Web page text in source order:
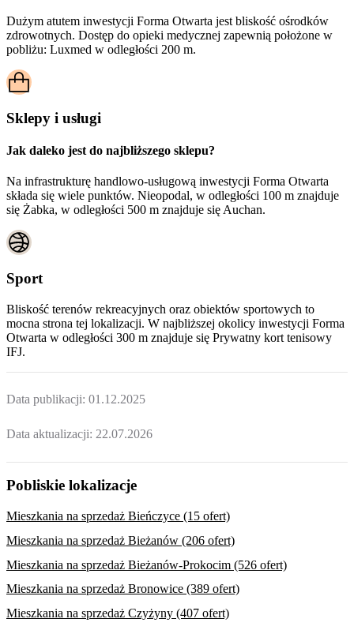
Dużym atutem inwestycji Forma Otwarta jest bliskość ośrodków
zdrowotnych. Dostęp do opieki medycznej zapewnią położone w
pobliżu: Luxmed w odległości 200 m.
Sklepy i usługi
Jak daleko jest do najbliższego sklepu?
Na infrastrukturę handlowo-usługową inwestycji Forma Otwarta
składa się wiele punktów. Nieopodal, w odległości 100 m znajduje
się Żabka, w odległości 500 m znajduje się Auchan.
Sport
Bliskość terenów rekreacyjnych oraz obiektów sportowych to
mocna strona tej lokalizacji. W najbliższej okolicy inwestycji Forma
Otwarta w odległości 300 m znajduje się Prywatny kort tenisowy
IFJ.
Data publikacji: 01.12.2025
Data aktualizacji: 22.07.2026
Pobliskie lokalizacje
Mieszkania na sprzedaż Bieńczyce (15 ofert)
Mieszkania na sprzedaż Bieżanów (206 ofert)
Mieszkania na sprzedaż Bieżanów-Prokocim (526 ofert)
Mieszkania na sprzedaż Bronowice (389 ofert)
Mieszkania na sprzedaż Czyżyny (407 ofert)